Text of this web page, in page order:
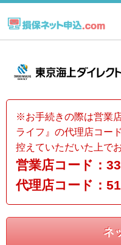
※お手続きの際は営業
ライフ』の代理店コー
控えていただいた上で
営業店コード：
代理店コード：
ネ